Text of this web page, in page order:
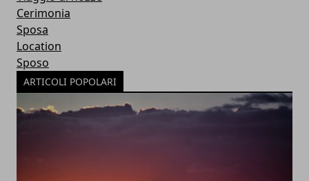
Cerimonia
Sposa
Location
Sposo
ARTICOLI POPOLARI